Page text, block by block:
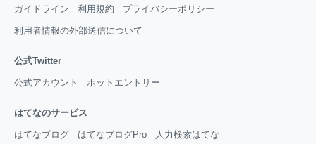
ガイドライン 利用規約 プライバシーポリシー
利用者情報の外部送信について
公式Twitter
公式アカウント ホットエントリー
はてなのサービス
はてなブログ はてなブログPro 人力検索はてな